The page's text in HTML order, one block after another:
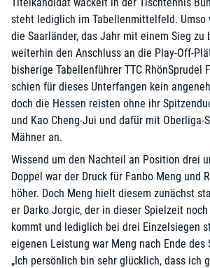
steht lediglich im Tabellenmittelfeld. Umso
die Saarländer, das Jahr mit einem Sieg zu
weiterhin den Anschluss an die Play-Off-
bisherige Tabellenführer TTC RhönSprudel
schien für dieses Unterfangen kein
doch die Hessen reisten ohne ihr
und Kao Cheng-Jui und dafür mit Oberliga-
Mähner an.
Wissend um den Nachteil an Position drei
Doppel war der Druck für Fanbo Meng und
höher. Doch Meng hielt diesem zunächst
er Darko Jorgic, der in dieser Spielzeit
kommt und lediglich bei drei Einzelsiegen
eigenen Leistung war Meng nach Ende des
„Ich persönlich bin sehr glücklich, dass ich